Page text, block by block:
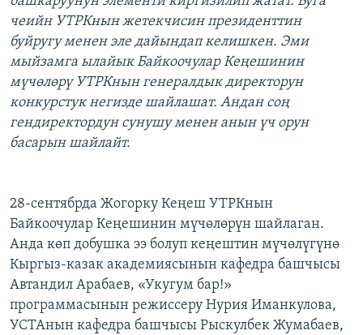
чеийн УТРКнын жетекчисин президенттин
буйругу менен эле дайындап келишкен. Эми
мыйзамга ылайык Байкоочулар Кеңешинин
мүчөлөрү УТРКнын генералдык директорун
конкурстук негизде шайлашат. Андан соң
гендиректордун сунушу менен анын үч орун
басарын шайлайт.
28-сентябрда Жогорку Кеңеш УТРКнын
Байкоочулар Кеңешинин мүчөлөрүн шайлаган.
Анда көп добушка ээ болуп кеңештин мүчөлүгүнө
Кыргыз-казак академиясынын кафедра башчысы
Автандил Арабаев, «Укугум бар!»
программасынын режиссеру Нурия Иманкулова,
УСТАнын кафедра башчысы Рыскулбек Жумабаев,